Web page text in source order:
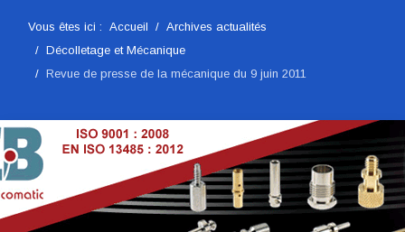
Vous êtes ici : Accueil
Archives actualités
Décolletage et Mécanique
Revue de presse de la mécanique du 9 juin 2011